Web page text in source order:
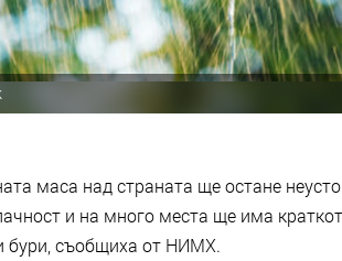
маса над страната ще остане
и на много места ще има
бури, съобщиха от НИМХ.